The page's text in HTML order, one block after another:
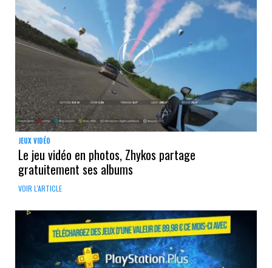
JEUX VIDÉO
Le jeu vidéo en photos, Zhykos partage
gratuitement ses albums
VOIR L'ARTICLE